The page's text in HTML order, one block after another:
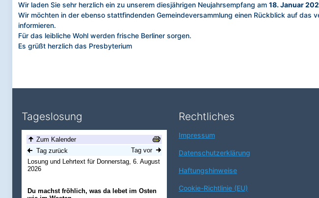
Wir laden Sie sehr herzlich ein zu unserem diesjährigen Neujahrsempfang am 18. Januar
Wir möchten in der ebenso stattfindenden Gemeindeversammlung einen Rückblick auf das
informieren.
Für das leibliche Wohl werden frische Berliner sorgen.
Es grüßt herzlich das Presbyterium
Tageslosung Rechtliches
Impressum
Datenschutzerklärung
Haftungshinweise
Cookie-Richtlinie (EU)